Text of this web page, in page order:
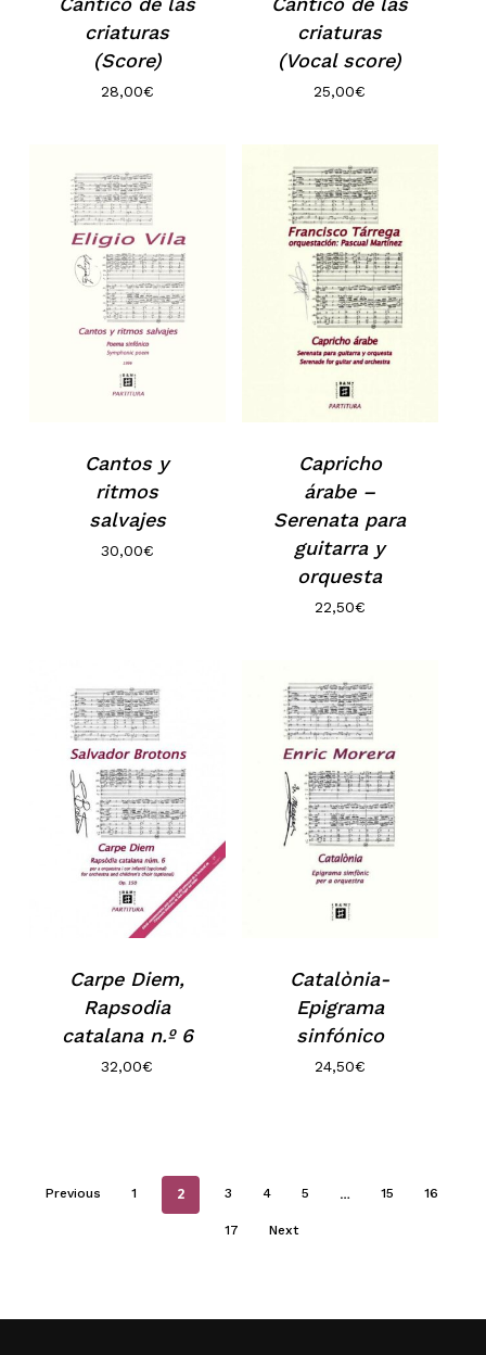
No hay productos en el carrito.
criaturas
(Score)
28,00€
criaturas
(Vocal score)
25,00€
Cantos y
ritmos
salvajes
30,00€
Capricho
árabe –
Serenata para
guitarra y
orquesta
22,50€
Carpe Diem,
Rapsodia
catalana n.º 6
32,00€
Catalònia-
Epigrama
sinfónico
24,50€
Previous 1 2 3 4 5 … 15 16
17 Next